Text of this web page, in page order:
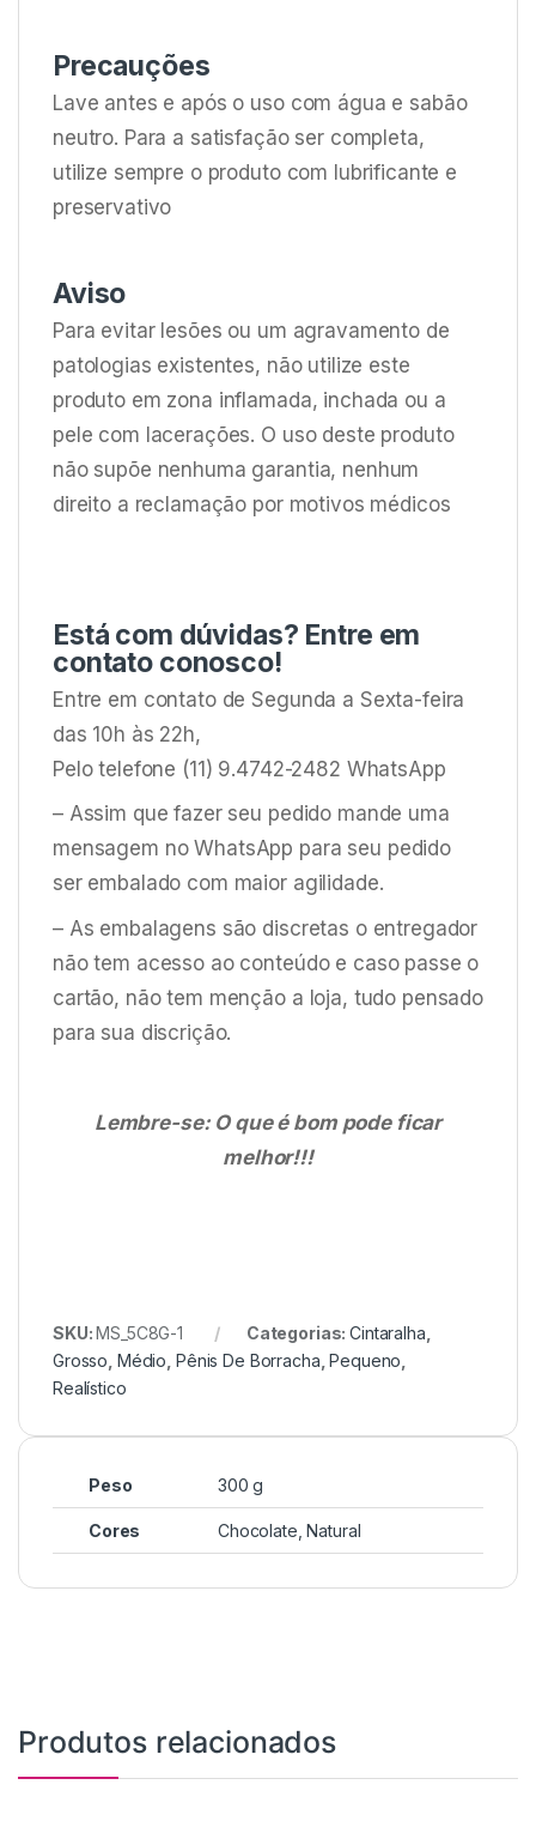
Precauções
Lave antes e após o uso com água e sabão
neutro. Para a satisfação ser completa,
utilize sempre o produto com lubrificante e
preservativo
Aviso
Para evitar lesões ou um agravamento de
patologias existentes, não utilize este
produto em zona inflamada, inchada ou a
pele com lacerações. O uso deste produto
não supõe nenhuma garantia, nenhum
direito a reclamação por motivos médicos
Está com dúvidas? Entre em
contato conosco!
Entre em contato de Segunda a Sexta-feira
das 10h às 22h,
Pelo telefone (11) 9.4742-2482 WhatsApp
– Assim que fazer seu pedido mande uma
mensagem no WhatsApp para seu pedido
ser embalado com maior agilidade.
– As embalagens são discretas o entregador
não tem acesso ao conteúdo e caso passe o
cartão, não tem menção a loja, tudo pensado
para sua discrição.
Lembre-se: O que é bom pode ficar
melhor!!!
SKU:MS_5C8G-1 Categorias:Cintaralha
Grosso Médio Pênis De Borracha ,Pequeno
Realístico
Peso 300 g
Cores Chocolate, Natural
Produtos relacionados